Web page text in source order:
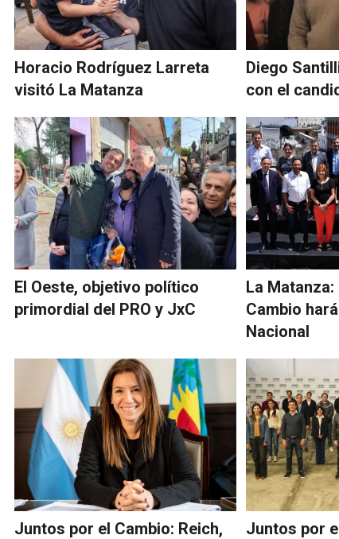
Horacio Rodríguez Larreta
visitó La Matanza
Diego
con el
El Oeste, objetivo político
primordial del PRO y JxC
La
Cambio
Nacional
Juntos por el Cambio: Reich,
Juntos por